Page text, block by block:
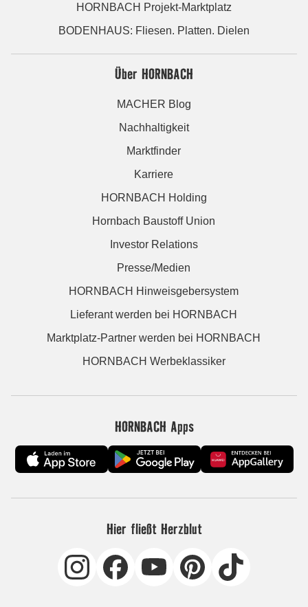
HORNBACH Projekt-Marktplatz
BODENHAUS: Fliesen. Platten. Dielen
Über HORNBACH
MACHER Blog
Nachhaltigkeit
Marktfinder
Karriere
HORNBACH Holding
Hornbach Baustoff Union
Investor Relations
Presse/Medien
HORNBACH Hinweisgebersystem
Lieferant werden bei HORNBACH
Marktplatz-Partner werden bei HORNBACH
HORNBACH Werbeklassiker
HORNBACH Apps
Hier fließt Herzblut